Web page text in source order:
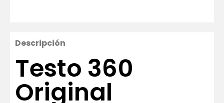
Descripción
Testo 360
Original